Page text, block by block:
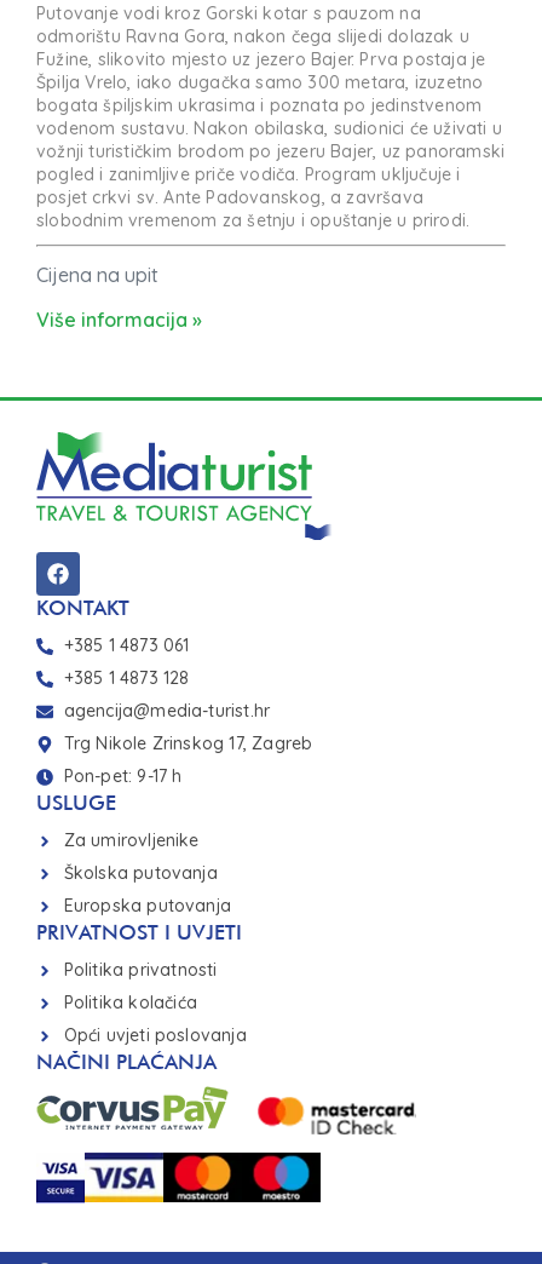
Putovanje vodi kroz Gorski kotar s pauzom na
odmorištu Ravna Gora, nakon čega slijedi dolazak u
Fužine, slikovito mjesto uz jezero Bajer. Prva postaja je
Špilja Vrelo, iako dugačka samo 300 metara, izuzetno
bogata špiljskim ukrasima i poznata po jedinstvenom
vodenom sustavu. Nakon obilaska, sudionici će uživati u
vožnji turističkim brodom po jezeru Bajer, uz panoramski
pogled i zanimljive priče vodiča. Program uključuje i
posjet crkvi sv. Ante Padovanskog, a završava
slobodnim vremenom za šetnju i opuštanje u prirodi.
Cijena na upit
Više informacija »
KONTAKT
+385 1 4873 061
+385 1 4873 128
agencija@media-turist.hr
Trg Nikole Zrinskog 17, Zagreb
Pon-pet: 9-17 h
USLUGE
Za umirovljenike
Školska putovanja
Europska putovanja
PRIVATNOST I UVJETI
Politika privatnosti
Politika kolačića
Opći uvjeti poslovanja
NAČINI PLAĆANJA